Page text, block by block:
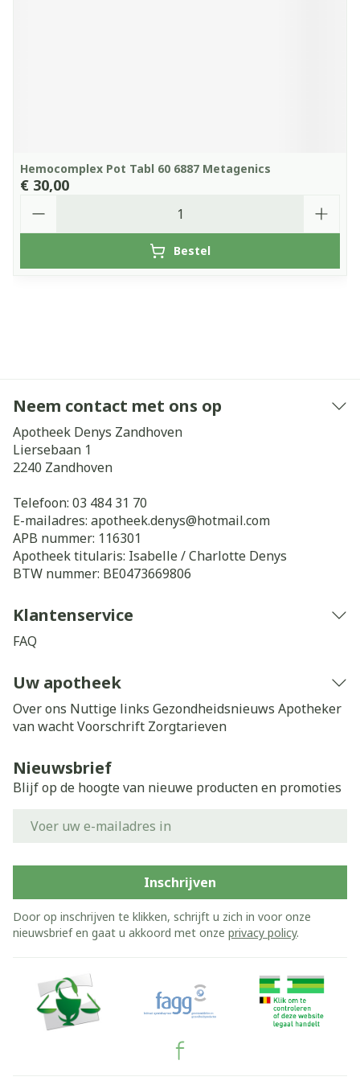
Hemocomplex Pot Tabl 60 6887 Metagenics
€ 30,00
Bestel
Neem contact met ons op
Apotheek Denys Zandhoven
Liersebaan 1
2240 Zandhoven
Telefoon: 03 484 31 70
E-mailadres: apotheek.denys@hotmail.com
APB nummer: 116301
Apotheek titularis: Isabelle / Charlotte Denys
BTW nummer: BE0473669806
Klantenservice
FAQ
Uw apotheek
Over ons Nuttige links Gezondheidsnieuws Apotheker
van wachtVoorschrift Zorgtarieven
Nieuwsbrief
Blijf op de hoogte van nieuwe producten en promoties
Inschrijven
Door op inschrijven te klikken, schrijft u zich in voor onze
nieuwsbrief en gaat u akkoord met onze privacy policy.